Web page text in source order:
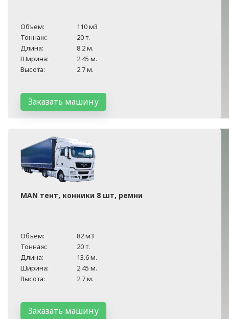
Объем:
110 м3
Тоннаж:
20 т.
Длина:
8.2 м.
Ширина:
2.45 м.
Высота:
2.7 м.
Заказать машину
MAN тент, конники 8 шт, ремни
Объем:
82 м3
Тоннаж:
20 т.
Длина:
13.6 м.
Ширина:
2.45 м.
Высота:
2.7 м.
Заказать машину